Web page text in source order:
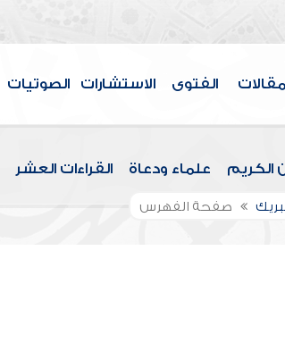
مقالات الفتوى الاستشارات الصوتيات
الكريم علماء ودعاة القراءات العشر
صفحة الفهرس